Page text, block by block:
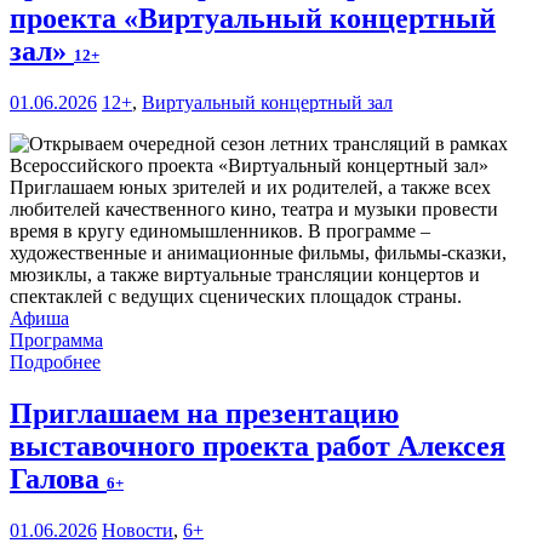
проекта «Виртуальный концертный
зал» 12+
01.06.2026 12+, Виртуальный концертный зал
Приглашаем юных зрителей и их родителей, а также всех
любителей качественного кино, театра и музыки провести
время в кругу единомышленников. В программе –
художественные и анимационные фильмы, фильмы-сказки,
мюзиклы, а также виртуальные трансляции концертов и
спектаклей с ведущих сценических площадок страны.
Афиша
Программа
Подробнее
Приглашаем на презентацию
выставочного проекта работ Алексея
Галова 6+
01.06.2026 Новости, 6+